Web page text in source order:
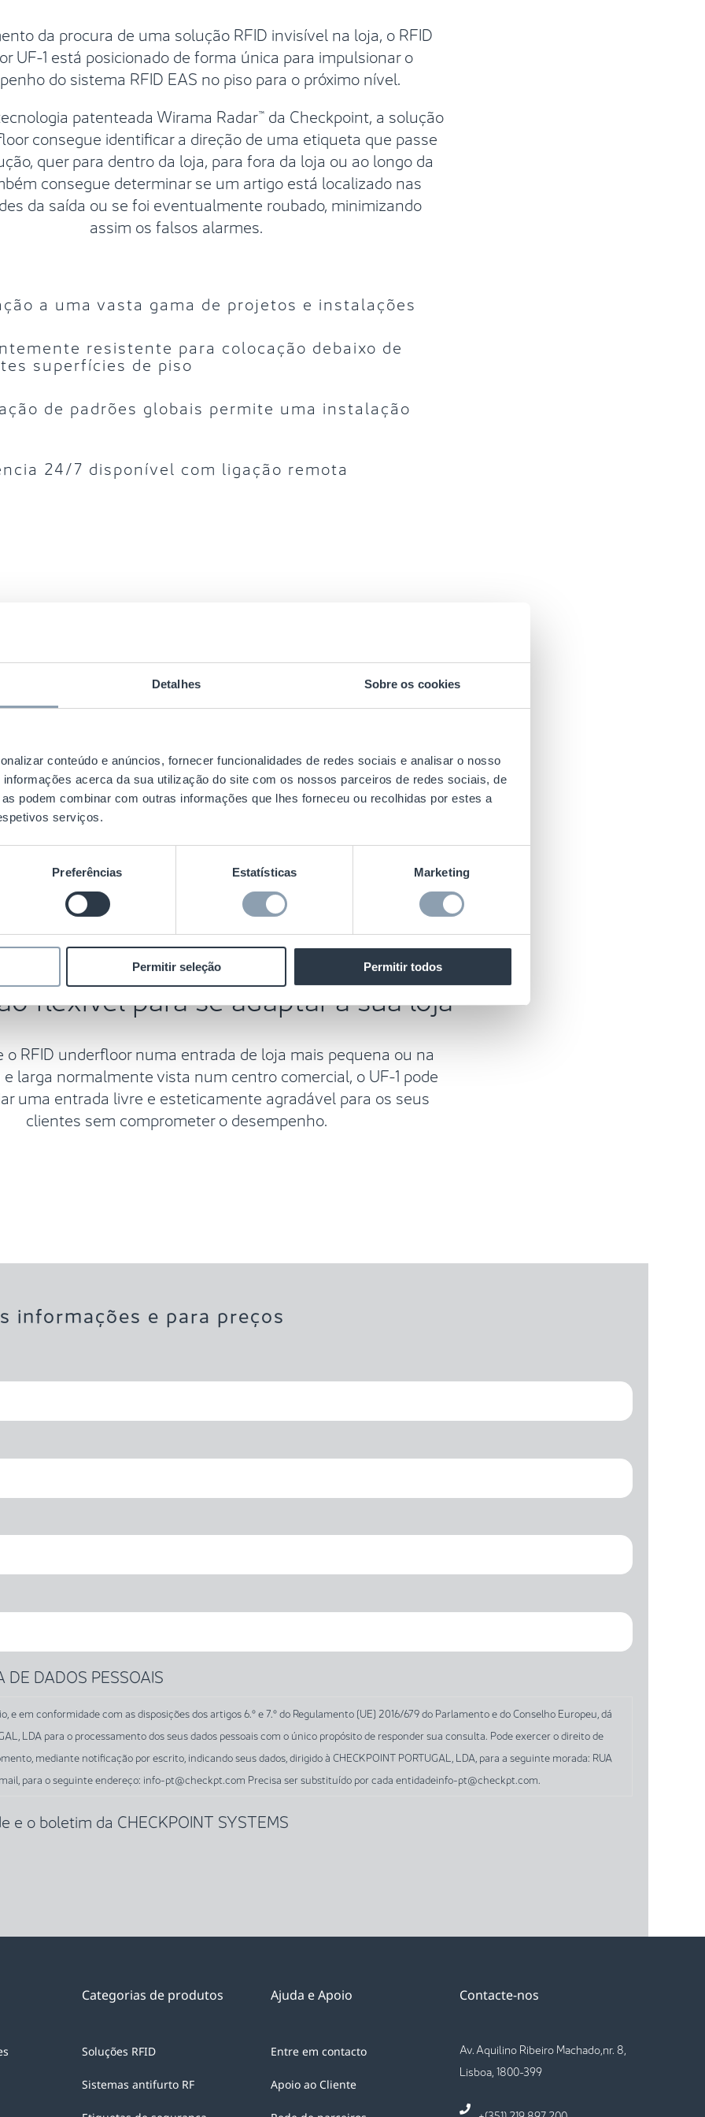
Detalhes Sobre os cookies
conteúdo e anúncios, fornecer funcionalidades de redes sociais e analisar o nosso
informações acerca da sua utilização do site com os nossos parceiros de redes sociais, de
podem combinar com outras informações que lhes forneceu ou recolhidas por estes a
serviços.
Preferências Estatísticas Marketing
Permitir seleção Permitir todos
da procura de uma solução RFID invisível na loja, o RFID
UF-1 está posicionado de forma única para impulsionar o
do sistema RFID EAS no piso para o próximo nível.
patenteada Wirama Radar™ da Checkpoint, a solução
consegue identificar a direção de uma etiqueta que passe
quer para dentro da loja, para fora da loja ou ao longo da
consegue determinar se um artigo está localizado nas
da saída ou se foi eventualmente roubado, minimizando
assim os falsos alarmes.
a uma vasta gama de projetos e instalações
resistente para colocação debaixo de
superfícies de piso
de padrões globais permite uma instalação
24/7 disponível com ligação remota
flexível para se adaptar à sua loja
o RFID underfloor numa entrada de loja mais pequena ou na
larga normalmente vista num centro comercial, o UF-1 pode
uma entrada livre e esteticamente agradável para os seus
clientes sem comprometer o desempenho.
informações e para preços
DE DADOS PESSOAIS
em conformidade com as disposições dos artigos 6.º e 7.º do Regulamento (UE) 2016/679 do Parlamento e do Conselho Europeu, dá
LDA para o processamento dos seus dados pessoais com o único propósito de responder sua consulta. Pode exercer o direito de
mediante notificação por escrito, indicando seus dados, dirigido à CHECKPOINT PORTUGAL, LDA, para a seguinte morada: RUA
mail, para o seguinte endereço: info-pt@checkpt.com Precisa ser substituído por cada entidadeinfo-pt@checkpt.com.
o boletim da CHECKPOINT SYSTEMS
Categorias de produtos
Soluções RFID
Sistemas antifurto RF
Ajuda e Apoio
Entre em contacto
Apoio ao Cliente
Contacte-nos
Av. Aquilino Ribeiro Machado,nr. 8,
Lisboa, 1800-399